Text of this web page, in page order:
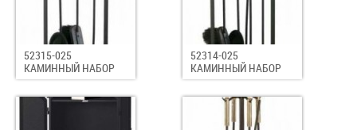
52315-025
КАМИННЫЙ НАБОР
52314-025
КАМИННЫЙ НАБОР